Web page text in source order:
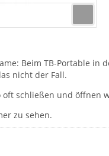
Beim TB-Portable in
nicht der Fall.
oft schließen und öffnen
zu sehen.